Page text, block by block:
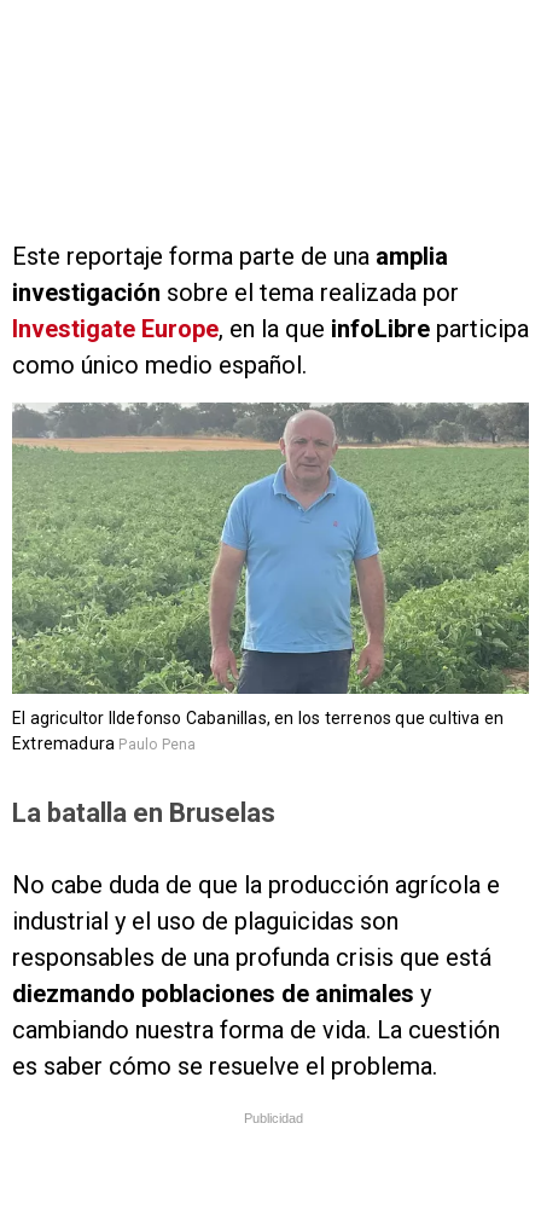
Este reportaje forma parte de una amplia
investigación sobre el tema realizada por
Investigate Europe, en la que infoLibre participa
como único medio español.
El agricultor Ildefonso Cabanillas, en los terrenos que cultiva en
Extremadura Paulo Pena
La batalla en Bruselas
No cabe duda de que la producción agrícola e
industrial y el uso de plaguicidas son
responsables de una profunda crisis que está
diezmando poblaciones de animales y
cambiando nuestra forma de vida. La cuestión
es saber cómo se resuelve el problema.
Publicidad